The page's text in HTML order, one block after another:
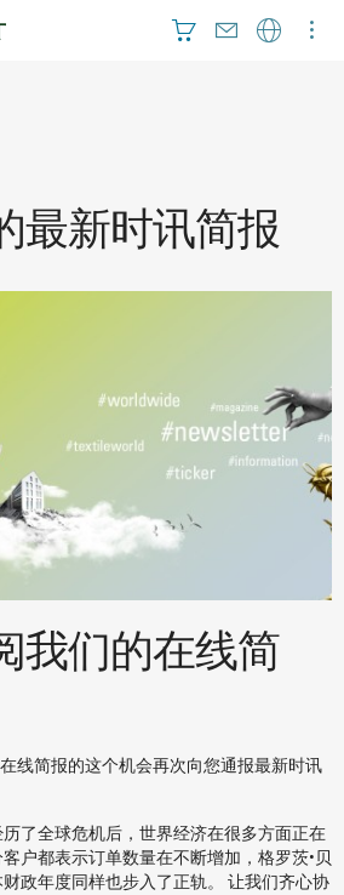
最新时讯简报
我们的在线简
线简报的这个机会再次向您通报最新时讯
了全球危机后，世界经济在很多方面正在
户都表示订单数量在不断增加，格罗茨•贝
财政年度同样也步入了正轨。 让我们齐心协